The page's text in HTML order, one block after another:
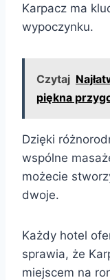
Karpacz ma
wypoczynku.
Czytaj
piękna
Dzięki
wspólne
możecie
dwoje.
Każdy hotel
sprawia, że
miejscem na